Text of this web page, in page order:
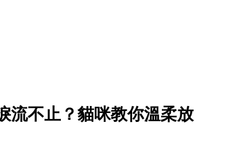
流不止？貓咪教你溫柔放